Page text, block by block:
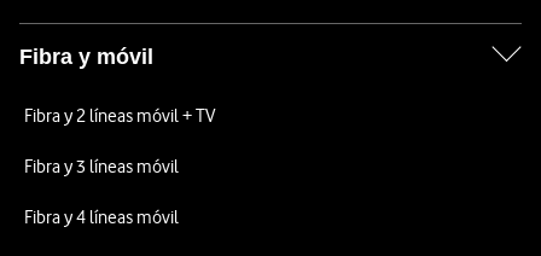
Fibra y móvil
Fibra y 2 líneas móvil + TV
Fibra y 3 líneas móvil
Fibra y 4 líneas móvil